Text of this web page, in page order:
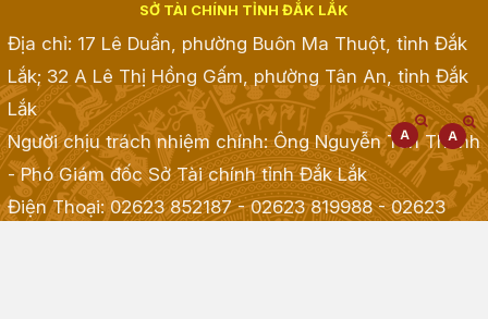
SỞ TÀI CHÍNH TỈNH ĐẮK LẮK
Địa chỉ: 17 Lê Duẩn, phường Buôn Ma Thuột, tỉnh Đắk
Lắk; 32 A Lê Thị Hồng Gấm, phường Tân An, tỉnh Đắk
Lắk
Người chịu trách nhiệm chính: Ông Nguyễn Tấn Thành
- Phó Giám đốc Sở Tài chính tỉnh Đắk Lắk
Điện Thoại: 02623 852187 - 02623 819988 - 02623